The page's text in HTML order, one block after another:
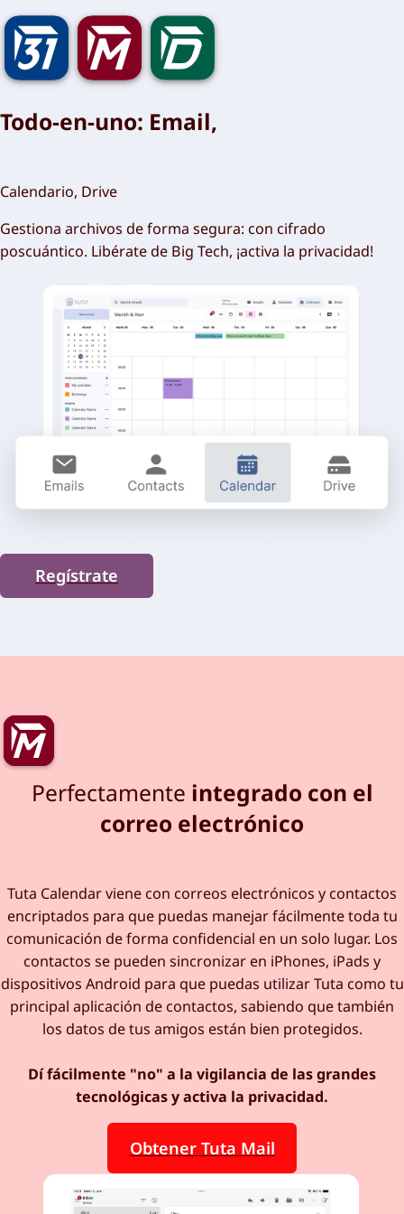
Todo-en-uno: Email,
Calendario, Drive
Gestiona archivos de forma segura: con cifrado
poscuántico. Libérate de Big Tech, ¡activa la privacidad!
Regístrate
Perfectamente integrado con el
correo electrónico
Tuta Calendar viene con correos electrónicos y contactos
encriptados para que puedas manejar fácilmente toda tu
comunicación de forma confidencial en un solo lugar. Los
contactos se pueden sincronizar en iPhones, iPads y
dispositivos Android para que puedas utilizar Tuta como tu
principal aplicación de contactos, sabiendo que también
los datos de tus amigos están bien protegidos.
Dí fácilmente "no" a la vigilancia de las grandes
tecnológicas y activa la privacidad.
Obtener Tuta Mail